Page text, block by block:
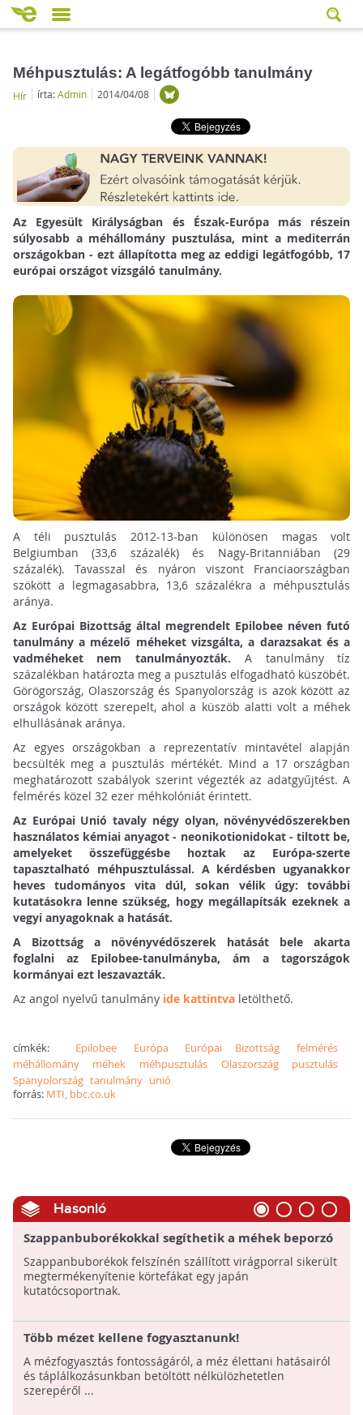
Méhpusztulás: A legátfogóbb tanulmány
Hír írta:Admin 2014/04/08
Az Egyesült Királyságban és Észak-Európa más részein
súlyosabb a méhállomány pusztulása, mint a mediterrán
országokban - ezt állapította meg az eddigi legátfogóbb, 17
európai országot vizsgáló tanulmány.
A téli pusztulás 2012-13-ban különösen magas volt
Belgiumban (33,6 százalék) és Nagy-Britanniában (29
százalék). Tavasszal és nyáron viszont Franciaországban
szökött a legmagasabbra, 13,6 százalékra a méhpusztulás
aránya.
Az Európai Bizottság által megrendelt Epilobee néven futó
tanulmány a mézelő méheket vizsgálta, a darazsakat és a
vadméheket nem tanulmányozták. A tanulmány tíz
százalékban határozta meg a pusztulás elfogadható küszöbét.
Görögország, Olaszország és Spanyolország is azok között az
országok között szerepelt, ahol a küszöb alatti volt a méhek
elhullásának aránya.
Az egyes országokban a reprezentatív mintavétel alapján
becsülték meg a pusztulás mértékét. Mind a 17 országban
meghatározott szabályok szerint végezték az adatgyűjtést. A
felmérés közel 32 ezer méhkolóniát érintett.
Az Európai Unió tavaly négy olyan, növényvédőszerekben
használatos kémiai anyagot - neonikotionidokat - tiltott be,
amelyeket összefüggésbe hoztak az Európa-szerte
tapasztalható méhpusztulással. A kérdésben ugyanakkor
heves tudományos vita dúl, sokan vélik úgy: további
kutatásokra lenne szükség, hogy megállapítsák ezeknek a
vegyi anyagoknak a hatását.
A Bizottság a növényvédőszerek hatását bele akarta
foglalni az Epilobee-tanulmányba, ám a tagországok
kormányai ezt leszavazták.
Az angol nyelvű tanulmány ide kattintvaletölthető.
címkék: Epilobee Európa Európai Bizottság
felmérés
méhállomány
méhek méhpusztulás Olaszország
pusztulás
Spanyolország tanulmány unió
forrás: MTI, bbc.co.uk
Hasonló
Szappanbuborékokkal segíthetik a méhek beporzó
munkáját a jövőben
Szappanbuborékok felszínén szállított virágporral sikerült
megtermékenyítenie körtefákat egy japán
kutatócsoportnak.
Több mézet kellene fogyasztanunk!
A mézfogyasztás fontosságáról, a méz élettani hatásairól
és táplálkozásunkban betöltött nélkülözhetetlen
szerepéről ...